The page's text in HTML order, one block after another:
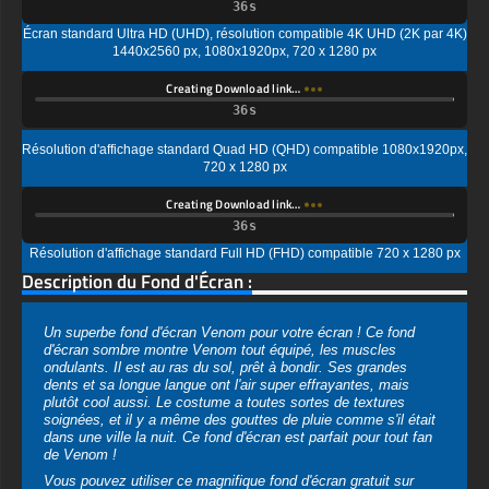
Résolution d'affichage standard Quad HD (QHD) compatible 1080x1920px,
Creating Download link…
Résolution d'affichage standard Full HD (FHD) compatible 720 x 1280 px
Description du Fond d'Écran :
Un superbe fond d'écran Venom pour votre écran ! Ce fond
d'écran sombre montre Venom tout équipé, les muscles
ondulants. Il est au ras du sol, prêt à bondir. Ses grandes
dents et sa longue langue ont l'air super effrayantes, mais
plutôt cool aussi. Le costume a toutes sortes de textures
dans une ville la nuit. Ce fond d'écran est parfait pour tout fan
de Venom !
Vous pouvez utiliser ce magnifique fond d'écran gratuit sur
votre appareil :
-Fond d'écran Marvel Venom 4K HD ULTRA HD pour PC de
bureau et ordinateur portable (y compris les marques populaires
comme Apple MacBook, Dell XPS, HP Spectre, Lenovo
ThinkPad, Asus ROG Strix, Microsoft Surface, Acer, MSI,